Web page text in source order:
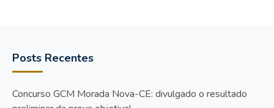
Posts Recentes
Concurso GCM Morada Nova-CE: divulgado o resultado